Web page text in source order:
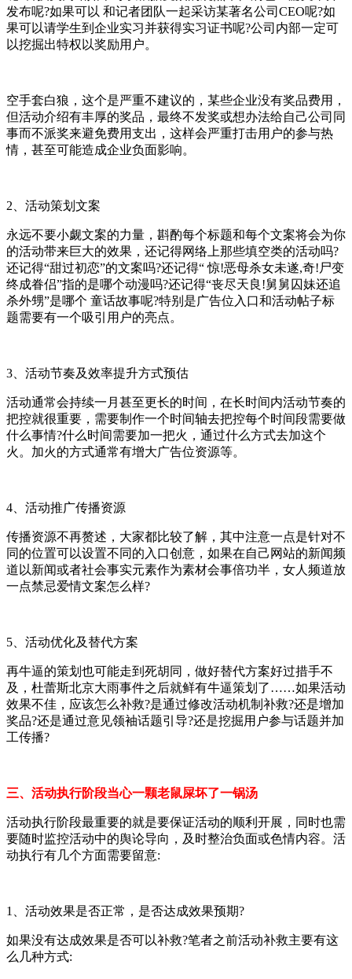
发布呢?如果可以 和记者团队一起采访某著名公司CEO呢?如
果可以请学生到企业实习并获得实习证书呢?公司内部一定可
以挖掘出特权以奖励用户。
空手套白狼，这个是严重不建议的，某些企业没有奖品费用，
但活动介绍有丰厚的奖品，最终不发奖或想办法给自己公司同
事而不派奖来避免费用支出，这样会严重打击用户的参与热
情，甚至可能造成企业负面影响。
2、活动策划文案
永远不要小觑文案的力量，斟酌每个标题和每个文案将会为你
的活动带来巨大的效果，还记得网络上那些填空类的活动吗?
还记得“甜过初恋”的文案吗?还记得“ 惊!恶母杀女未遂,奇!尸变
终成眷侣”指的是哪个动漫吗?还记得“丧尽天良!舅舅囚妹还追
杀外甥”是哪个 童话故事呢?特别是广告位入口和活动帖子标
题需要有一个吸引用户的亮点。
3、活动节奏及效率提升方式预估
活动通常会持续一月甚至更长的时间，在长时间内活动节奏的
把控就很重要，需要制作一个时间轴去把控每个时间段需要做
什么事情?什么时间需要加一把火，通过什么方式去加这个
火。加火的方式通常有增大广告位资源等。
4、活动推广传播资源
传播资源不再赘述，大家都比较了解，其中注意一点是针对不
同的位置可以设置不同的入口创意，如果在自己网站的新闻频
道以新闻或者社会事实元素作为素材会事倍功半，女人频道放
一点禁忌爱情文案怎么样?
5、活动优化及替代方案
再牛逼的策划也可能走到死胡同，做好替代方案好过措手不
及，杜蕾斯北京大雨事件之后就鲜有牛逼策划了……如果活动
效果不佳，应该怎么补救?是通过修改活动机制补救?还是增加
奖品?还是通过意见领袖话题引导?还是挖掘用户参与话题并加
工传播?
三、活动执行阶段当心一颗老鼠屎坏了一锅汤
活动执行阶段最重要的就是要保证活动的顺利开展，同时也需
要随时监控活动中的舆论导向，及时整治负面或色情内容。活
动执行有几个方面需要留意:
1、活动效果是否正常，是否达成效果预期?
如果没有达成效果是否可以补救?笔者之前活动补救主要有这
么几种方式: